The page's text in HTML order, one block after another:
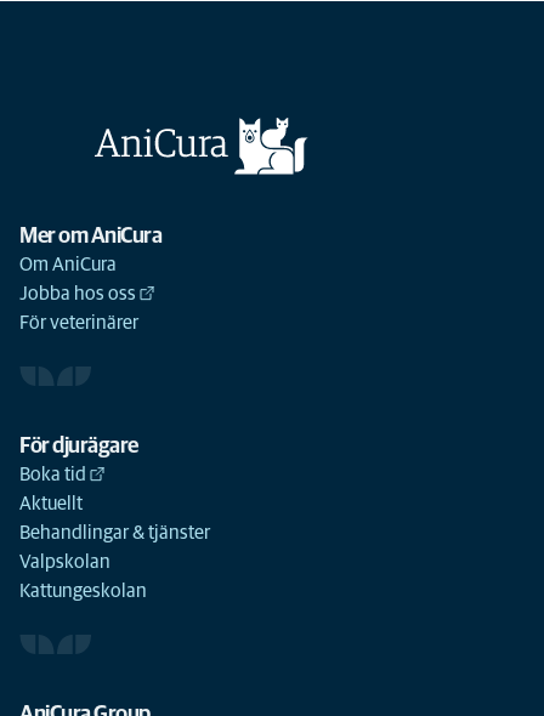
Mer om AniCura
Om AniCura
Jobba hos oss
För veterinärer
För djurägare
Boka tid
Aktuellt
Behandlingar & tjänster
Valpskolan
Kattungeskolan